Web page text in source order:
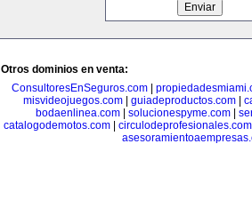
Otros dominios en venta:
ConsultoresEnSeguros.com
misvideojuegos.com
guiadeproductos.com
bodaenlinea.com
solucionespyme.com
catalogodemotos.com
circulodeprofesionales.com